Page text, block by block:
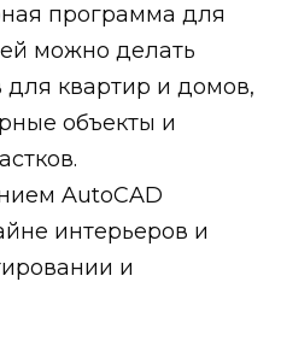
программа для
можно делать
квартир и домов,
объекты и
AutoCAD
интерьеров и
и